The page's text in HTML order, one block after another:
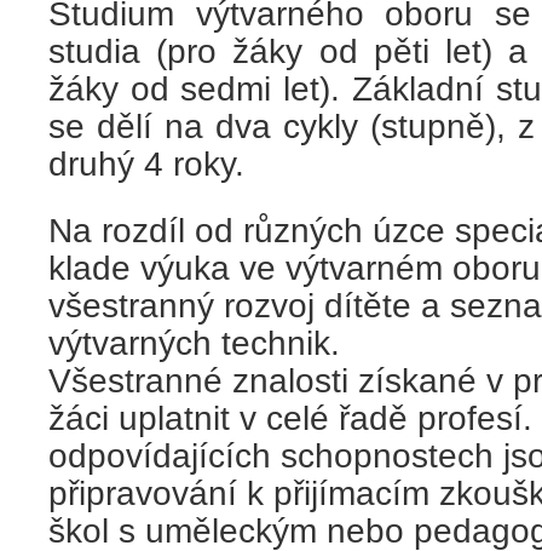
Studium výtvarného oboru
studia (pro žáky od pěti let) a
žáky od sedmi let). Základní
se dělí na dva cykly (stupně),
druhý 4 roky.
Na rozdíl od různých úzce
klade výuka ve výtvarném
všestranný rozvoj dítěte a
výtvarných technik.
Všestranné znalosti získané v
žáci uplatnit v celé řadě
odpovídajících schopnostech
připravování k přijímacím
škol s uměleckým nebo